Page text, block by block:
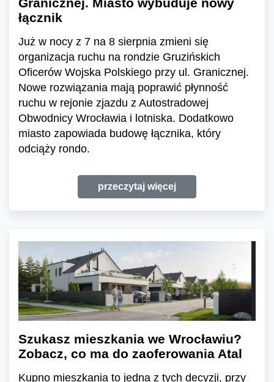
Granicznej. Miasto wybuduje nowy
łącznik
Już w nocy z 7 na 8 sierpnia zmieni się
organizacja ruchu na rondzie Gruzińskich
Oficerów Wojska Polskiego przy ul. Granicznej.
Nowe rozwiązania mają poprawić płynność
ruchu w rejonie zjazdu z Autostradowej
Obwodnicy Wrocławia i lotniska. Dodatkowo
miasto zapowiada budowę łącznika, który
odciąży rondo.
przeczytaj więcej
Szukasz mieszkania we Wrocławiu?
Zobacz, co ma do zaoferowania Atal
Kupno mieszkania to jedna z tych decyzji, przy